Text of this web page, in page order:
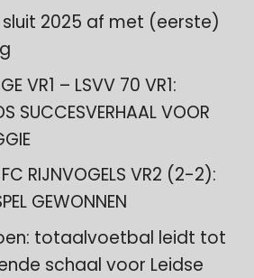
2025 af met (eerste)
VR1 – LSVV 70 VR1:
SUCCESVERHAAL VOOR
RIJNVOGELS VR2 (2-2):
GEWONNEN
totaalvoetbal leidt tot
schaal voor Leidse